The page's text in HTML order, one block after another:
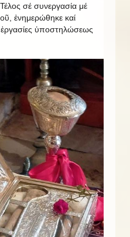
σέ συνεργασία μέ
ἐνημερώθηκε καί
ἐργασίες ὑποστηλώσεως